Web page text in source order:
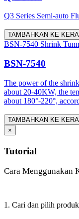
Q3 Series Semi-auto
TAMBAHKAN KE
BSN-7540 Shrink
BSN-7540
The power of the
about 20-40KW, the
about 180°-220°,
TAMBAHKAN KE
×
Tutorial
Cara Menggunakan
1. Cari dan pilih